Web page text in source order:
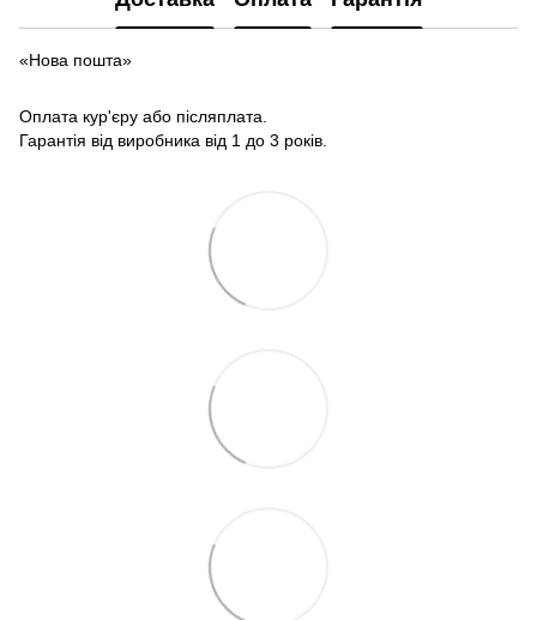
«Нова пошта»
Оплата кур'єру або післяплата.
Гарантія від виробника від 1 до 3 років.